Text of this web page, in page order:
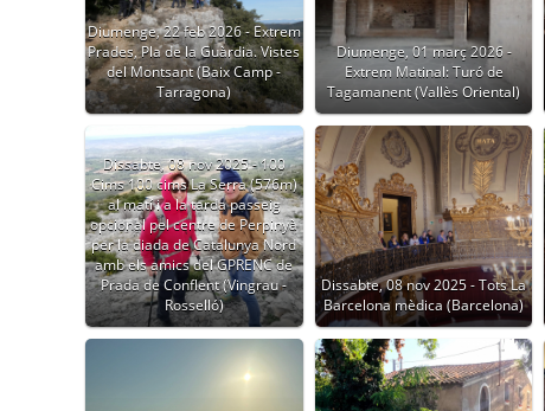
Diumenge, 22 feb 2026 - Extrem
Prades, Pla de la Guàrdia. Vistes
del Montsant (Baix Camp -
Tarragona)
Diumenge, 01 març 2026 -
Extrem Matinal: Turó de
Tagamanent (Vallès Oriental)
Dissabte, 08 nov 2025 - 100
Cims 100 cims La Serra (576m)
al matí i a la tarda passeig
opcional pel centre de Perpinyà
per la diada de Catalunya Nord
amb els amics del GPRENC de
Prada de Conflent (Vingrau -
Rosselló)
Dissabte, 08 nov 2025 - Tots La
Barcelona mèdica (Barcelona)